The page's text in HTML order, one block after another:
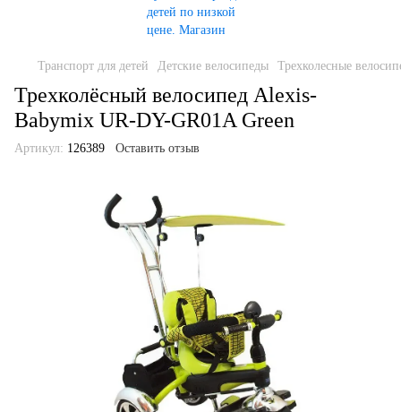
Транспорт для детей Детские велосипеды Трехколесные
Трехколёсный велосипед Alexis-
Babymix UR-DY-GR01A Green
Артикул: 126389 Оставить отзыв